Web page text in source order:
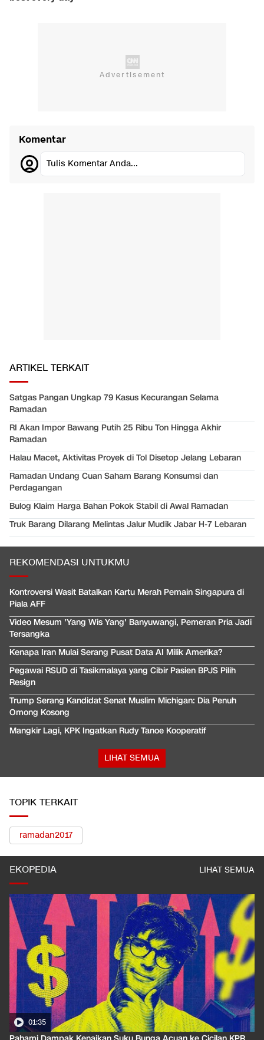
Komentar
Tulis Komentar Anda...
ARTIKEL TERKAIT
Satgas Pangan Ungkap 79 Kasus Kecurangan Selama
Ramadan
RI Akan Impor Bawang Putih 25 Ribu Ton Hingga Akhir
Ramadan
Halau Macet, Aktivitas Proyek di Tol Disetop Jelang Lebaran
Ramadan Undang Cuan Saham Barang Konsumsi dan
Perdagangan
Bulog Klaim Harga Bahan Pokok Stabil di Awal Ramadan
Truk Barang Dilarang Melintas Jalur Mudik Jabar H-7 Lebaran
REKOMENDASI UNTUKMU
Kontroversi Wasit Batalkan Kartu Merah Pemain Singapura di
Piala AFF
Video Mesum 'Yang Wis Yang' Banyuwangi, Pemeran Pria Jadi
Tersangka
Kenapa Iran Mulai Serang Pusat Data AI Milik Amerika?
Pegawai RSUD di Tasikmalaya yang Cibir Pasien BPJS Pilih
Resign
Trump Serang Kandidat Senat Muslim Michigan: Dia Penuh
Omong Kosong
Mangkir Lagi, KPK Ingatkan Rudy Tanoe Kooperatif
LIHAT SEMUA
TOPIK TERKAIT
ramadan2017
EKOPEDIA LIHAT SEMUA
01:35